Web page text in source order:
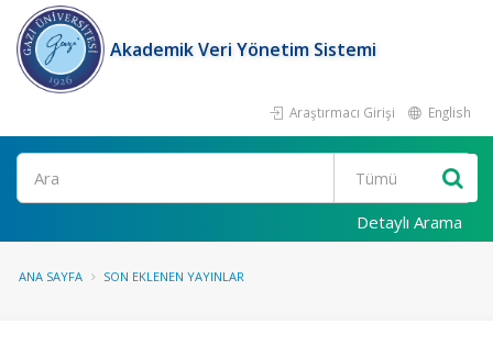
Akademik Veri Yönetim Sistemi
Araştırmacı Girişi English
Ara
Detaylı Arama
ANA SAYFA SON EKLENEN YAYINLAR